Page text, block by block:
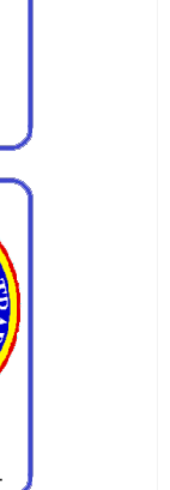
la
III pentru
Mures
al
Neamt,